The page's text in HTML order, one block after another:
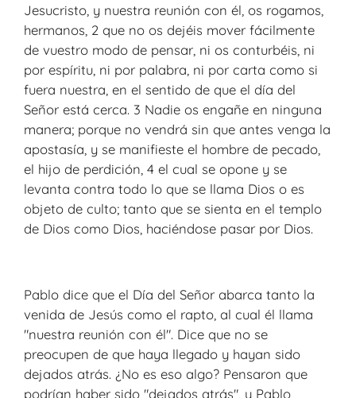
Jesucristo, y nuestra reunión con él, os rogamos,
hermanos, 2 que no os dejéis mover fácilmente
de vuestro modo de pensar, ni os conturbéis, ni
por espíritu, ni por palabra, ni por carta como si
fuera nuestra, en el sentido de que el día del
Señor está cerca. 3 Nadie os engañe en ninguna
manera; porque no vendrá sin que antes venga la
apostasía, y se manifieste el hombre de pecado,
el hijo de perdición, 4 el cual se opone y se
levanta contra todo lo que se llama Dios o es
objeto de culto; tanto que se sienta en el templo
de Dios como Dios, haciéndose pasar por Dios.
Pablo dice que el Día del Señor abarca tanto la
venida de Jesús como el rapto, al cual él llama
"nuestra reunión con él". Dice que no se
preocupen de que haya llegado y hayan sido
dejados atrás. ¿No es eso algo? Pensaron que
podrían haber sido "dejados atrás", y Pablo